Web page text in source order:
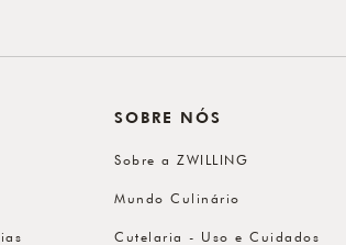
SOBRE NÓS
Sobre a ZWILLING
Mundo Culinário
Cutelaria - Uso e Cuidados